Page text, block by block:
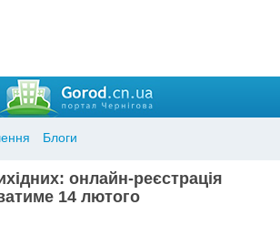
Блоги
онлайн-реєстрація
14 лютого